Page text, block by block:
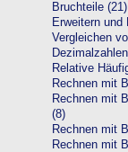
Bruchteile (21)
Erweitern und
Vergleichen
Relative
Rechnen mit
Rechnen mit
(8)
Rechnen mit
Rechnen mit